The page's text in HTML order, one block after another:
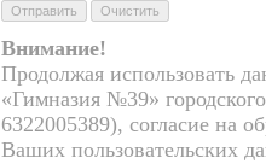
Внимание!
Продолжая использовать
«Гимназия №39»
6322005389), согласие на
Ваших пользовательских